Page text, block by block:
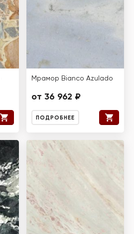
Мрамор Bianco Azulado
от 36 962 ₽
ПОДРОБНЕЕ